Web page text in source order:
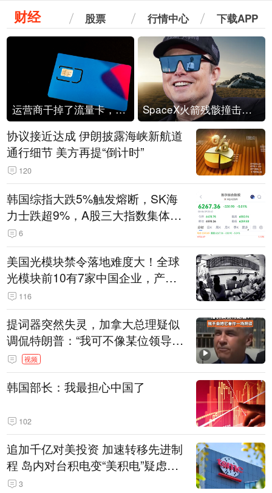
财经 股票 行情中心 下载APP
运营商干掉了流量卡，他们真的玩不起了 SpaceX火箭残骸撞击月球
协议接近达成 伊朗披露海峡新航道
通行细节 美方再提“倒计时”
120
韩国综指大跌5%触发熔断，SK海
力士跌超9%，A股三大指数集体低
开 6
美国光模块禁令落地难度大！全球
光模块前10有7家中国企业，产业
界人士：想“脱钩”并不容易
116
提词器突然失灵，加拿大总理疑似
调侃特朗普：“我可不像某位领导
人，把这当成一场阴谋”，全场哄笑
视频
韩国部长：我最担心中国了
102
追加千亿对美投资 加速转移先进制
程 岛内对台积电变“美积电”疑虑担
忧加剧
3